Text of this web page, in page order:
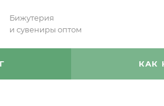
Бижутерия
и сувениры оптом
КАК